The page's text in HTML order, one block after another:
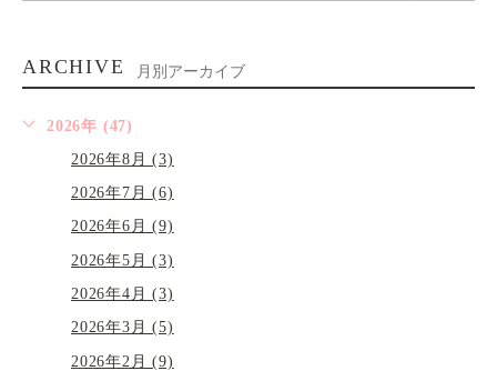
ARCHIVE 月別アーカイブ
2026年 (47)
2026年8月 (3)
2026年7月 (6)
2026年6月 (9)
2026年5月 (3)
2026年4月 (3)
2026年3月 (5)
2026年2月 (9)